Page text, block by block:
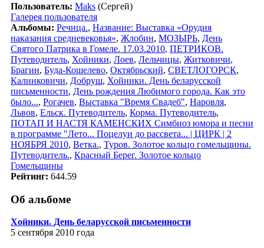
Пользователь: Maks (Сергей)
Галерея пользователя
Альбомы: Речица., Название: Выставка «Орудия
наказания средневековья», Жлобин, МОЗЫРЬ, День
Святого Патрика в Гомеле. 17.03.2010, ПЕТРИКОВ.
Путеводитель, Хойники, Лоев, Лельчицы, Житковичи,
Брагин, Буда-Кошелево, Октябрьский, СВЕТЛОГОРСК,
Калинковичи, Добруш, Хойники. День беларусской
письменности, День рождения Любимого города. Как это
было..., Рогачев, Выставка "Время Свадеб", Наровля,
Львов, Ельск. Путеводитель, Корма. Путеводитель,
ПОТАП И НАСТЯ КАМЕНСКИХ Симбиоз юмора и песни
в программе "Лето... Поцелуи до рассвета... | ЦИРК | 2
НОЯБРЯ 2010, Ветка., Туров. Золотое кольцо гомельщины.
Путеводитель., Красный Берег. Золотое кольцо
Гомельщины
Рейтинг: 644.59
Об альбоме
Хойники. День беларусской письменности
5 сентября 2010 года